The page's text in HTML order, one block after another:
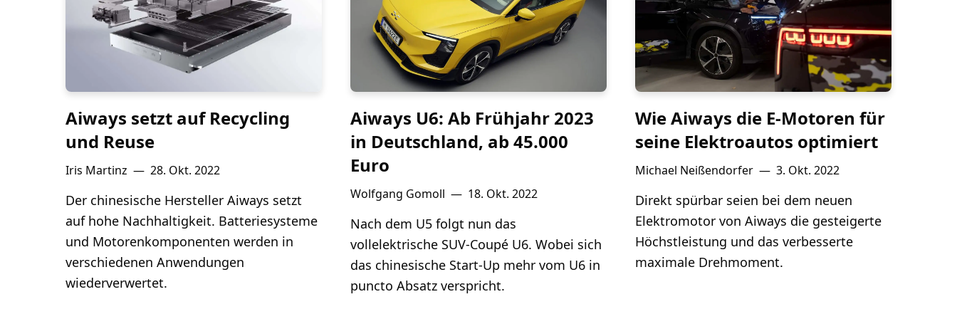
Aiways setzt auf Recycling
und Reuse
Iris Martinz — 28. Okt. 2022
Der chinesische Hersteller Aiways setzt
auf hohe Nachhaltigkeit. Batteriesysteme
und Motorenkomponenten werden in
verschiedenen Anwendungen
wiederverwertet.
Aiways U6: Ab Frühjahr 2023
in Deutschland, ab 45.000
Euro
Wolfgang Gomoll — 18. Okt. 2022
Nach dem U5 folgt nun das
vollelektrische SUV-Coupé U6. Wobei sich
das chinesische Start-Up mehr vom U6 in
puncto Absatz verspricht.
Wie Aiways die E-Motoren für
seine Elektroautos optimiert
Michael Neißendorfer — 3. Okt. 2022
Direkt spürbar seien bei dem neuen
Elektromotor von Aiways die gesteigerte
Höchstleistung und das verbesserte
maximale Drehmoment.